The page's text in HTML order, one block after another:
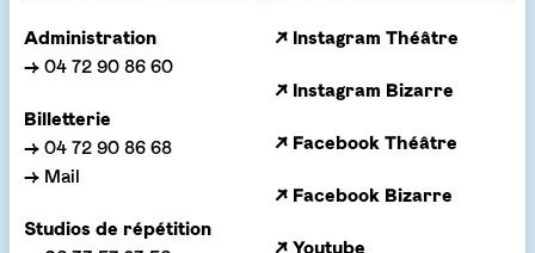
Administration
→ 04 72 90 86 60
Billetterie
→ 04 72 90 86 68
→ Mail
Studios de répétition
↗ Instagram Théâtre
↗ Instagram Bizarre
↗ Facebook Théâtre
↗ Facebook Bizarre
↗ Youtube